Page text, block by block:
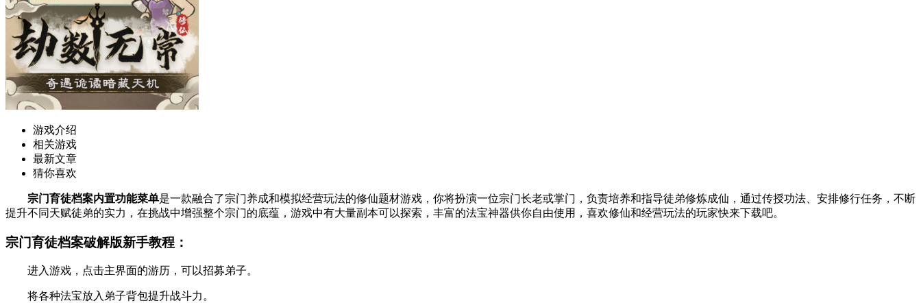
游戏介绍
相关游戏
最新文章
猜你喜欢
宗门育徒档案内置功能菜单是一款融合了宗门养成和模拟经营玩法的修仙题材游戏，你将扮演一位宗门长老或掌门，负责培养和指导徒弟修炼成仙，通过传授功法、安排修行任务，不断
提升不同天赋徒弟的实力，在挑战中增强整个宗门的底蕴，游戏中有大量副本可以探索，丰富的法宝神器供你自由使用，喜欢修仙和经营玩法的玩家快来下载吧。
宗门育徒档案破解版新手教程：
进入游戏，点击主界面的游历，可以招募弟子。
将各种法宝放入弟子背包提升战斗力。